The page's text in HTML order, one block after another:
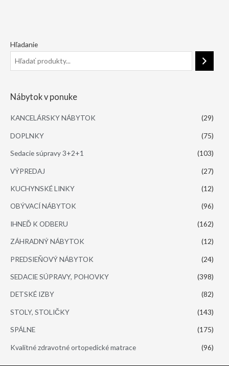
Hľadanie
Nábytok v ponuke
KANCELÁRSKY NÁBYTOK (29)
DOPLNKY (75)
Sedacie súpravy 3+2+1 (103)
VÝPREDAJ (27)
KUCHYNSKÉ LINKY (12)
OBÝVACÍ NÁBYTOK (96)
IHNEĎ K ODBERU (162)
ZÁHRADNÝ NÁBYTOK (12)
PREDSIEŇOVÝ NÁBYTOK (24)
SEDACIE SÚPRAVY, POHOVKY (398)
DETSKÉ IZBY (82)
STOLY, STOLIČKY (143)
SPÁLNE (175)
Kvalitné zdravotné ortopedické matrace (96)